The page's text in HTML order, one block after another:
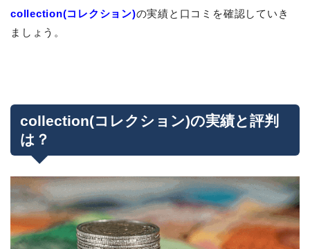
collection(コレクション)の実績と口コミを確認していき
ましょう。
collection(コレクション)の実績と評判
は？